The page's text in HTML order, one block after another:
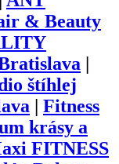
& Beauty
štíhlej
Fitness
krásy a
FITNESS